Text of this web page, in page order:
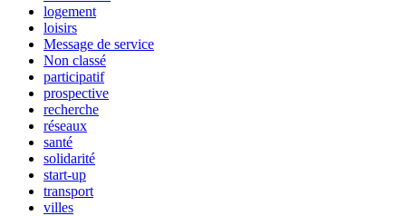
logement
loisirs
Message de service
Non classé
participatif
prospective
recherche
réseaux
santé
solidarité
start-up
transport
villes